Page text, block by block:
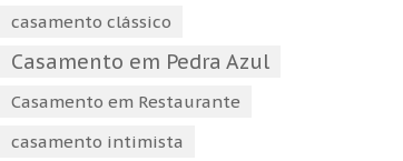
casamento clássico
Casamento em Pedra Azul
Casamento em Restaurante
casamento intimista